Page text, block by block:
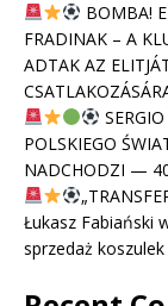
BOMBA!
FRADINAK – A
ADTAK AZ
POLSKIEGO
NADCHODZI —
Łukasz Fabiański
sprzedaż